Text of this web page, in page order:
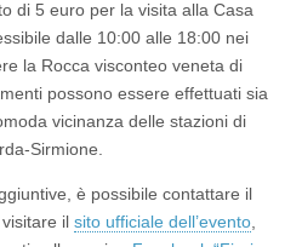
di 5 euro per la visita alla Casa
dalle 10:00 alle 18:00 nei
la Rocca visconteo veneta di
possono essere effettuati sia
vicinanza delle stazioni di
Sirmione.
è possibile contattare il
il sito ufficiale dell’evento